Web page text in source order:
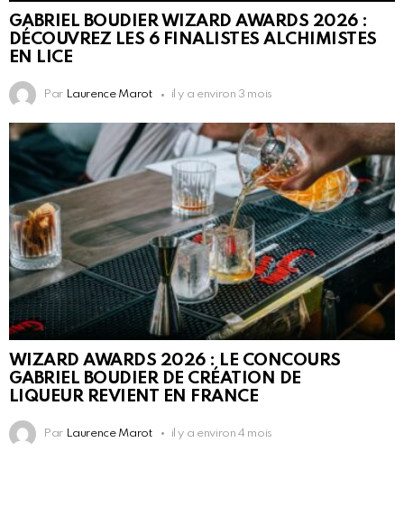
GABRIEL BOUDIER WIZARD AWARDS 2026 :
DÉCOUVREZ LES 6 FINALISTES ALCHIMISTES
EN LICE
Par Laurence Marot il y a environ 3 mois
WIZARD AWARDS 2026 : LE CONCOURS
GABRIEL BOUDIER DE CRÉATION DE
LIQUEUR REVIENT EN FRANCE
Par Laurence Marot il y a environ 4 mois